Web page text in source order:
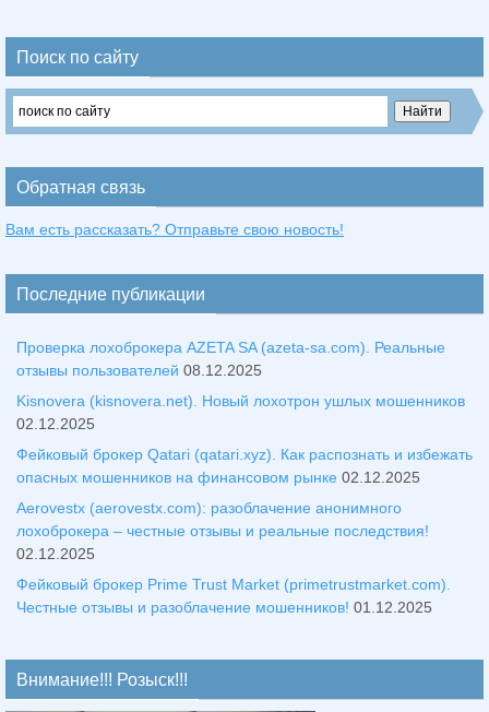
Поиск по сайту
Обратная связь
Вам есть рассказать? Отправьте свою новость!
Последние публикации
Проверка лохоброкера AZETA SA (azeta-sa.com). Реальные
отзывы пользователей 08.12.2025
Kisnovera (kisnovera.net). Новый лохотрон ушлых мошенников
02.12.2025
Фейковый брокер Qatari (qatari.xyz). Как распознать и избежать
опасных мошенников на финансовом рынке 02.12.2025
Aerovestx (aerovestx.com): разоблачение анонимного
лохоброкера – честные отзывы и реальные последствия!
02.12.2025
Фейковый брокер Prime Trust Market (primetrustmarket.com).
Честные отзывы и разоблачение мошенников! 01.12.2025
Внимание!!! Розыск!!!